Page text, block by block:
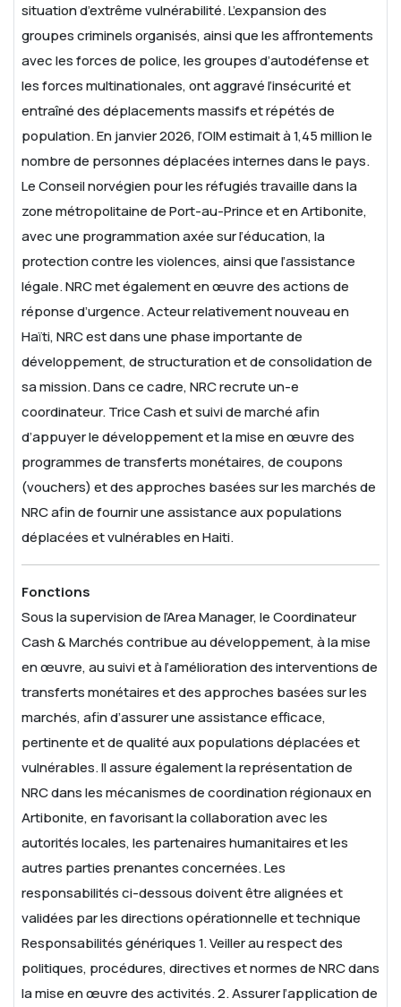
situation d’extrême vulnérabilité. L’expansion des
groupes criminels organisés, ainsi que les affrontements
avec les forces de police, les groupes d’autodéfense et
les forces multinationales, ont aggravé l’insécurité et
entraîné des déplacements massifs et répétés de
population. En janvier 2026, l’OIM estimait à 1,45 million le
nombre de personnes déplacées internes dans le pays.
Le Conseil norvégien pour les réfugiés travaille dans la
zone métropolitaine de Port-au-Prince et en Artibonite,
avec une programmation axée sur l’éducation, la
protection contre les violences, ainsi que l’assistance
légale. NRC met également en œuvre des actions de
réponse d’urgence. Acteur relativement nouveau en
Haïti, NRC est dans une phase importante de
développement, de structuration et de consolidation de
sa mission. Dans ce cadre, NRC recrute un-e
coordinateur. Trice Cash et suivi de marché afin
d’appuyer le développement et la mise en œuvre des
programmes de transferts monétaires, de coupons
(vouchers) et des approches basées sur les marchés de
NRC afin de fournir une assistance aux populations
déplacées et vulnérables en Haiti.
Fonctions
Sous la supervision de l’Area Manager, le Coordinateur
Cash & Marchés contribue au développement, à la mise
en œuvre, au suivi et à l’amélioration des interventions de
transferts monétaires et des approches basées sur les
marchés, afin d’assurer une assistance efficace,
pertinente et de qualité aux populations déplacées et
vulnérables. Il assure également la représentation de
NRC dans les mécanismes de coordination régionaux en
Artibonite, en favorisant la collaboration avec les
autorités locales, les partenaires humanitaires et les
autres parties prenantes concernées. Les
responsabilités ci-dessous doivent être alignées et
validées par les directions opérationnelle et technique
Responsabilités génériques1. Veiller au respect des
politiques, procédures, directives et normes de NRC dans
la mise en œuvre des activités.2. Assurer l’application de